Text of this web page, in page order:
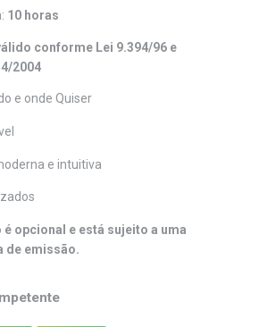
10 horas
conforme Lei 9.394/96 e
2004
e onde Quiser
e intuitiva
opcional e está sujeito a uma
de emissão.